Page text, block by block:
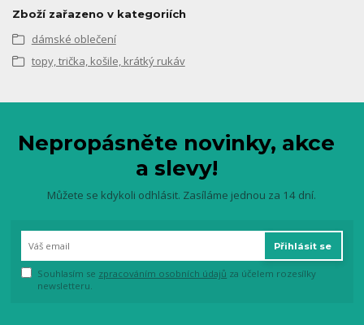
Zboží zařazeno v kategoriích
dámské oblečení
topy, trička, košile, krátký rukáv
Nepropásněte novinky, akce
a slevy!
Můžete se kdykoli odhlásit. Zasíláme jednou za 14 dní.
Přihlásit se
Souhlasím se zpracováním osobních údajů za účelem rozesílky
newsletteru.